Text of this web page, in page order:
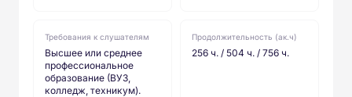
Требования к слушателям
Высшее или среднее
профессиональное
образование (ВУЗ,
колледж, техникум).
Продолжительность (ак.ч)
256 ч. / 504 ч. / 756 ч.